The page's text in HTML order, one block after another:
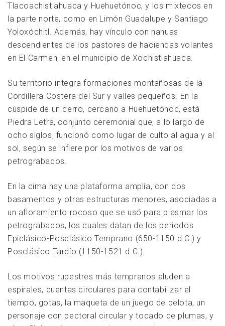
Tlacoachistlahuaca y Huehuetónoc, y los mixtecos en
la parte norte, como en Limón Guadalupe y Santiago
Yoloxóchitl. Además, hay vínculo con nahuas
descendientes de los pastores de haciendas volantes
en El Carmen, en el municipio de Xochistlahuaca.
Su territorio integra formaciones montañosas de la
Cordillera Costera del Sur y valles pequeños. En la
cúspide de un cerro, cercano a Huehuetónoc, está
Piedra Letra, conjunto ceremonial que, a lo largo de
ocho siglos, funcionó como lugar de culto al agua y al
sol, según se infiere por los motivos de varios
petrograbados.
En la cima hay una plataforma amplia, con dos
basamentos y otras estructuras menores, asociadas a
un afloramiento rocoso que se usó para plasmar los
petrograbados, los cuales datan de los periodos
Epiclásico-Posclásico Temprano (650-1150 d.C.) y
Posclásico Tardío (1150-1521 d.C.).
Los motivos rupestres más tempranos aluden a
espirales, cuentas circulares para contabilizar el
tiempo, gotas, la maqueta de un juego de pelota, un
personaje con pectoral circular y tocado de plumas, y